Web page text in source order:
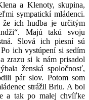
a Klenoty, skupina,
sympatickí mládenci.
ich hudba je určitým
Majú takú svoju
Slová ich piesní sú
ich vystúpení si sedím
zrazu si k nám prisadol
ženská spoločnosť,
pár slov. Potom som
strážil Briu. A bol
a tak po malej chvíľke